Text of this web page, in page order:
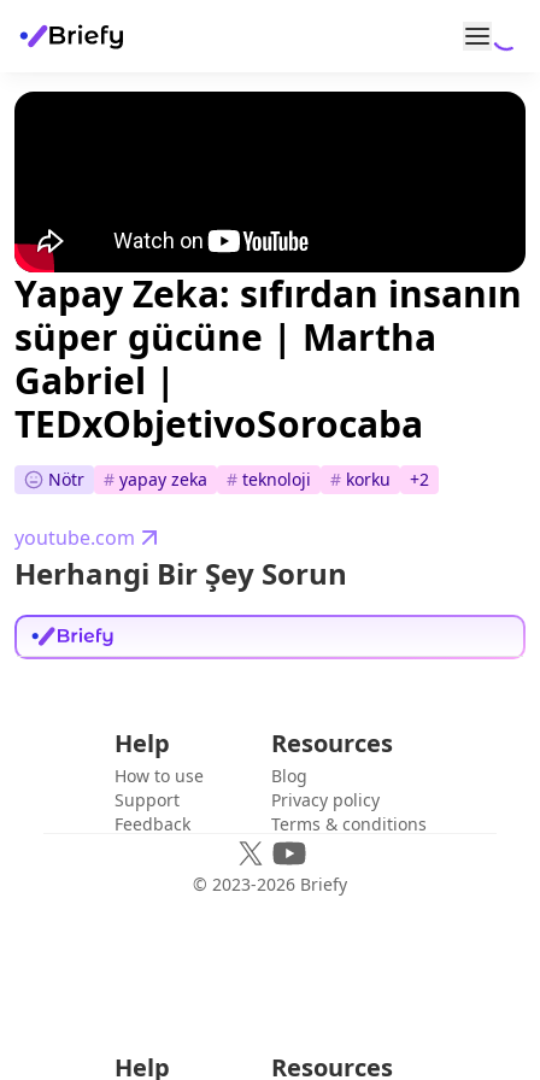
Yapay Zeka: sıfırdan insanın
süper gücüne | Martha
Gabriel |
TEDxObjetivoSorocaba
Nötr # yapay zeka # teknoloji # korku +2
youtube.com
Herhangi Bir Şey Sorun
Help
How to use
Support
Feedback
Resources
Blog
Privacy policy
Terms & conditions
© 2023-2026 Briefy
Help Resources